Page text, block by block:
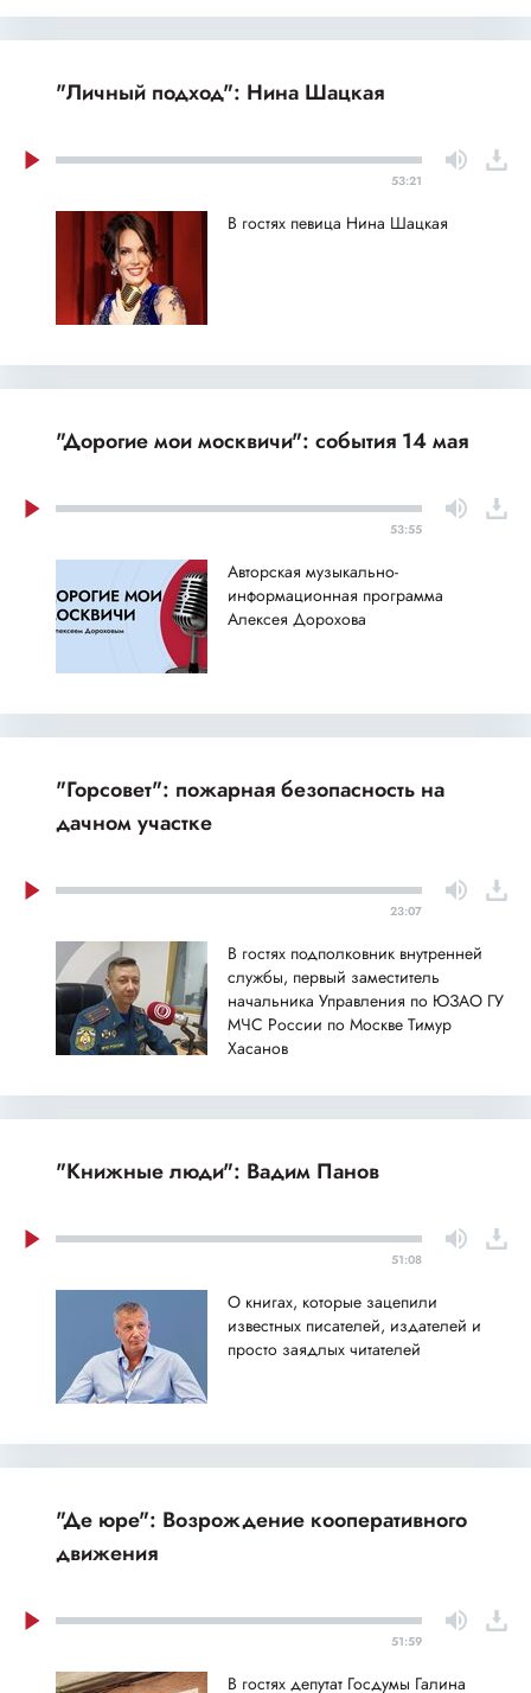
"Личный подход": Нина Шацкая
53:21
В гостях певица Нина Шацкая
"Дорогие мои москвичи": события 14 мая
53:55
Авторская музыкально-
информационная программа
Алексея Дорохова
"Горсовет": пожарная безопасность на
дачном участке
23:07
В гостях подполковник внутренней
службы, первый заместитель
начальника Управления по ЮЗАО ГУ
МЧС России по Москве Тимур
Хасанов
"Книжные люди": Вадим Панов
51:08
О книгах, которые зацепили
известных писателей, издателей и
просто заядлых читателей
"Де юре": Возрождение кооперативного
движения
51:59
В гостях депутат Госдумы Галина